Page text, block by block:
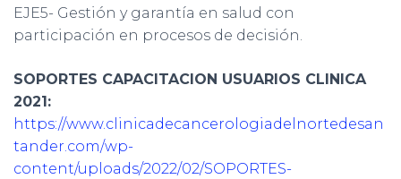
EJE5- Gestión y garantía en salud con
participación en procesos de decisión.
SOPORTES CAPACITACION USUARIOS CLINICA
2021:
https://www.clinicadecancerologiadelnortedesan
tander.com/wp-
content/uploads/2022/02/SOPORTES-